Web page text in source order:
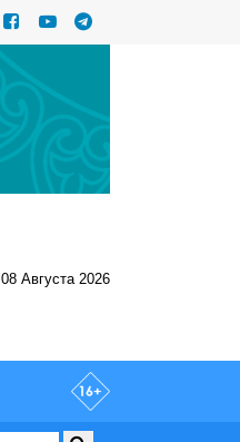
08 Августа 2026